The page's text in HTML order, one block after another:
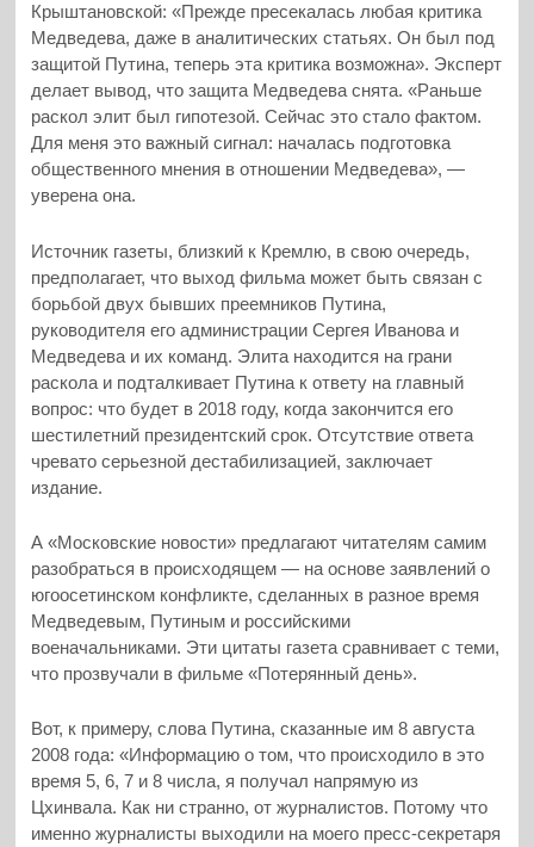
Крыштановской: «Прежде пресекалась любая критика
Медведева, даже в аналитических статьях. Он был под
защитой Путина, теперь эта критика возможна». Эксперт
делает вывод, что защита Медведева снята. «Раньше
раскол элит был гипотезой. Сейчас это стало фактом.
Для меня это важный сигнал: началась подготовка
общественного мнения в отношении Медведева», —
уверена она.
Источник газеты, близкий к Кремлю, в свою очередь,
предполагает, что выход фильма может быть связан с
борьбой двух бывших преемников Путина,
руководителя его администрации Сергея Иванова и
Медведева и их команд. Элита находится на грани
раскола и подталкивает Путина к ответу на главный
вопрос: что будет в 2018 году, когда закончится его
шестилетний президентский срок. Отсутствие ответа
чревато серьезной дестабилизацией, заключает
издание.
А «Московские новости» предлагают читателям самим
разобраться в происходящем — на основе заявлений о
югоосетинском конфликте, сделанных в разное время
Медведевым, Путиным и российскими
военачальниками. Эти цитаты газета сравнивает с теми,
что прозвучали в фильме «Потерянный день».
Вот, к примеру, слова Путина, сказанные им 8 августа
2008 года: «Информацию о том, что происходило в это
время 5, 6, 7 и 8 числа, я получал напрямую из
Цхинвала. Как ни странно, от журналистов. Потому что
именно журналисты выходили на моего пресс-секретаря